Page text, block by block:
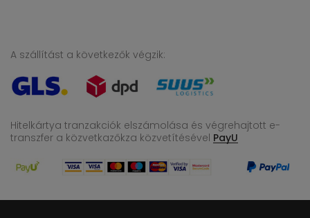
A szállítást a következők végzik:
Hitelkártya tranzakciók elszámolása és végrehajtott e-
transzfer a közvetkazőkza közvetítésével PayU